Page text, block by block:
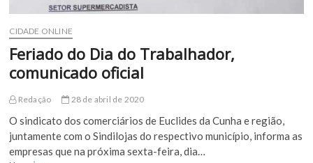
CIDADE ONLINE
Feriado do Dia do Trabalhador,
comunicado oficial
Redação 28 de abril de 2020
O sindicato dos comerciários de Euclides da Cunha e região,
juntamente com o Sindilojas do respectivo município, informa as
empresas que na próxima sexta-feira, dia…